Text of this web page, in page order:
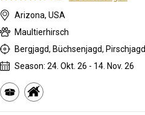
Arizona, USA
Maultierhirsch
Bergjagd, Büchsenjagd, Pirschjagd
Season: 24. Okt. 26 - 14. Nov. 26